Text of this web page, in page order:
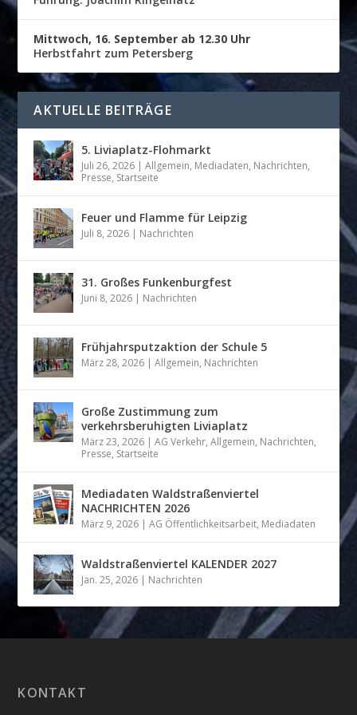
Mittwoch, 16. September ab 12.30 Uhr
Herbstfahrt zum Petersberg
AKTUELLE BEITRÄGE
5. Liviaplatz-Flohmarkt
Juli 26, 2026 |Allgemein, Mediadaten, Nachrichten,
Presse, Startseite
Feuer und Flamme für Leipzig
Juli 8, 2026 | Nachrichten
31. Großes Funkenburgfest
Juni 8, 2026 | Nachrichten
Frühjahrsputzaktion der Schule 5
März 28, 2026 |Allgemein, Nachrichten
Große Zustimmung zum
verkehrsberuhigten Liviaplatz
März 23, 2026 |AG Verkehr,Allgemein, Nachrichten,
Presse, Startseite
Mediadaten Waldstraßenviertel
NACHRICHTEN 2026
März 9, 2026 |AG Öffentlichkeitsarbeit, Mediadaten
Waldstraßenviertel KALENDER 2027
Jan. 25, 2026 | Nachrichten
KONTAKT